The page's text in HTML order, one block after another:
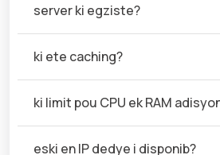
server ki egziste?
ki ete caching?
ki limit pou CPU ek RAM
eski en IP dedye i disponib?